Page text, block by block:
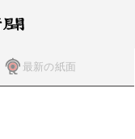
最新の紙面